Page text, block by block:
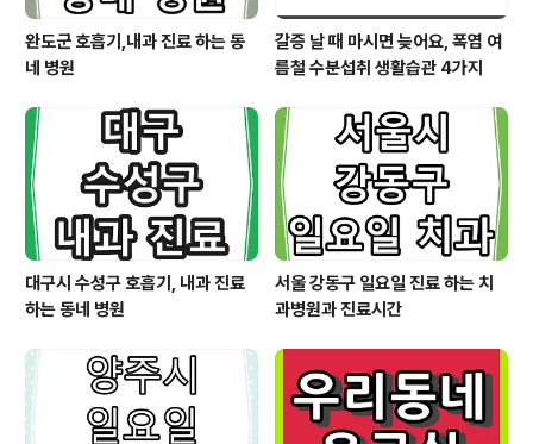
완도군 호흡기,내과 진료 하는 동
네 병원
갈증 날 때 마시면 늦어요, 폭염 여
름철 수분섭취 생활습관 4가지
대구시 수성구 호흡기, 내과 진료
하는 동네 병원
서울 강동구 일요일 진료 하는 치
과병원과 진료시간